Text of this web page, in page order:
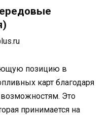
позицию в
карт благодаря
Это
принимается на